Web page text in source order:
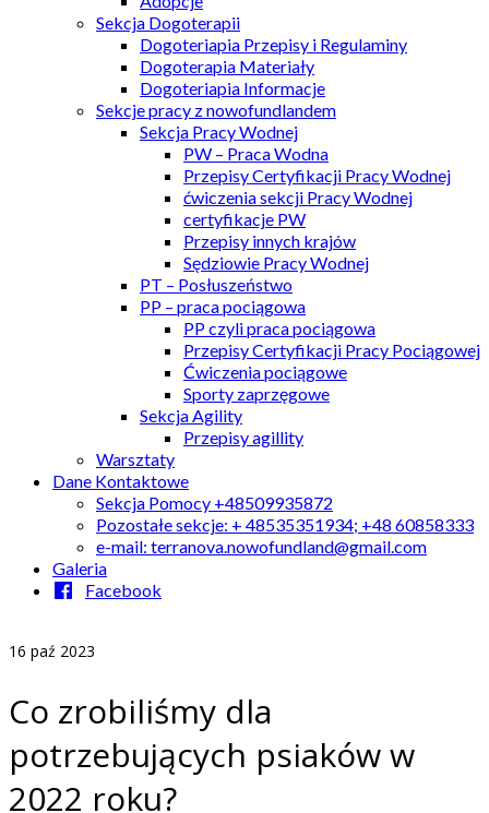
Sekcja Dogoterapii
Dogoteriapia Przepisy i Regulaminy
Dogoterapia Materiały
Dogoteriapia Informacje
Sekcje pracy z nowofundlandem
Sekcja Pracy Wodnej
PW – Praca Wodna
Przepisy Certyfikacji Pracy Wodnej
ćwiczenia sekcji Pracy Wodnej
certyfikacje PW
Przepisy innych krajów
Sędziowie Pracy Wodnej
PT – Posłuszeństwo
PP – praca pociągowa
PP czyli praca pociągowa
Przepisy Certyfikacji Pracy Pociągowej
Ćwiczenia pociągowe
Sporty zaprzęgowe
Sekcja Agility
Przepisy agillity
Warsztaty
Dane Kontaktowe
Sekcja Pomocy +48509935872
Pozostałe sekcje: + 48535351934; +48 60858333
e-mail: terranova.nowofundland@gmail.com
Galeria
Facebook
16 paź 2023
Co zrobiliśmy dla
potrzebujących psiaków w
2022 roku?